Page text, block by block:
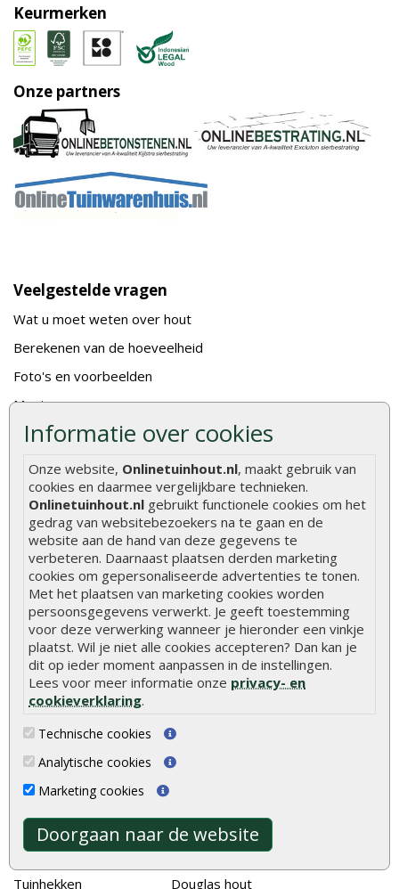
Informatie over cookies
Onze website, Onlinetuinhout.nl, maakt gebruik van
cookies en daarmee vergelijkbare technieken.
Onlinetuinhout.nl gebruikt functionele cookies om het
gedrag van websitebezoekers na te gaan en de
website aan de hand van deze gegevens te
verbeteren. Daarnaast plaatsen derden marketing
cookies om gepersonaliseerde advertenties te tonen.
Met het plaatsen van marketing cookies worden
persoonsgegevens verwerkt. Je geeft toestemming
voor deze verwerking wanneer je hieronder een vinkje
plaatst. Wil je niet alle cookies accepteren? Dan kan je
dit op ieder moment aanpassen in de instellingen.
Lees voor meer informatie onze privacy- en
cookieverklaring.
Technische cookies
Analytische cookies
Marketing cookies
Doorgaan naar de website
Keurmerken
Onze partners
Veelgestelde vragen
Wat u moet weten over hout
Berekenen van de hoeveelheid
Foto's en voorbeelden
Montage
Gekeurd hout
De fundering van een vlonder leggen
Hoe zelf een houten overkapping maken
Hoe zelf een vlonder leggen
Hoe betonpaal plaatsen
Hoe schutting plaatsen
De 9 beste tuinschermen van Onlinetuinhout.nl
Stijlvolle houtsoorten voor in de tuin
Duurzame tuin
Welke palen voor een schapenhek
Alle populaire categorieën
Tuinhout
Schutting
Vlonderplanken
Tuinpalen
Tuinhekken
Tuindeuren
Schuttingplanken
Steigerplanken
Douglas hout